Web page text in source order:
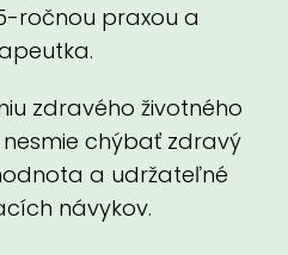
ročnou praxou a
zdravého životného
chýbať zdravý
a udržateľné
návykov.